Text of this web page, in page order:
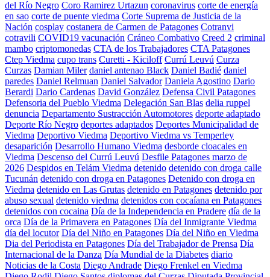
del Río Negro Coro Ramirez Urtazun coronavirus corte de energía
en sao corte de puente viedma Corte Suprema de Justicia de la
Nación cosplay costanera de Carmen de Patagones Cotranvi
cotravili COVID19 vacunación Cráneo Combativo Creed 2 criminal
mambo criptomonedas CTA de los Trabajadores CTA Patagones
Ctep Viedma cupo trans Curetti - Kiciloff Currú Leuvú Curza
Curzas Damian Miler daniel antenao Black Daniel Badié daniel
paredes Daniel Relmuan Daniel Salvador Daniela Agostino Dario
Berardi Dario Cardenas David González Defensa Civil Patagones
Defensoria del Pueblo Viedma Delegación San Blas delia ruppel
denuncia Departamento Sustracción Automotores deporte adaptado
Deporte Río Negro deportes adaptados Deportes Municipalidad de
Viedma Deportivo Viedma Deportivo Viedma vs Temperley
desaparición Desarrollo Humano Viedma desborde cloacales en
Viedma Descenso del Currú Leuvú Desfile Patagones marzo de
2026 Despidos en Telám Viedma detenido detenido con droga calle
Tucunán detenido con droga en Patagones Detenido con droga en
Viedma detenido en Las Grutas detenido en Patagones detenido por
abuso sexual detenido viedma detenidos con cocaíana en Patagones
detenidos con cocaina Día de la Independencia en Pradere día de la
orca Día de la Primavera en Patagones Día del Inmigrante Viedma
día del locutor Día del Niño en Patagones Día del Niño en Viedma
Dia del Periodista en Patagones Día del Trabajador de Prensa Día
Internacional de la Danza Día Mundial de la Diabetes diario
Noticias de la Costa Diego Andrade Diego Frenkel en Viedma